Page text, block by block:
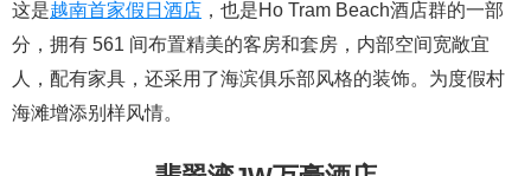
这是越南首家假日酒店 ，也是Ho Tram Beach酒店群的一部
分，拥有 561 间布置精美的客房和套房，内部空间宽敞宜
人，配有家具，还采用了海滨俱乐部风格的装饰。为度假村
海滩增添别样风情。